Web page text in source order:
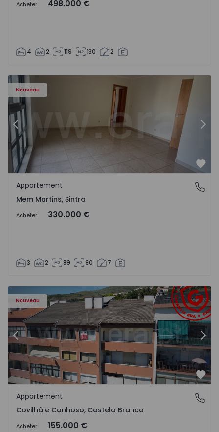
Acheter 498.000 €
4 2 119 130 2
Nouveau
- 15
Appartement T3 Sintra, Algueirão-Mem Martins -
Précédent
Mem Martins, Sintra
Appartement
Mem Martins, Sintra
Acheter 330.000 €
3 2 89 90 7
Nouveau
- 18
Appartement T2 Covilhã, Covilhã e Canhoso - 1497806 -
Précédent
Covilhã e Canhoso, Castelo Branco
Appartement
Covilhã e Canhoso, Castelo Branco
Acheter 155.000 €